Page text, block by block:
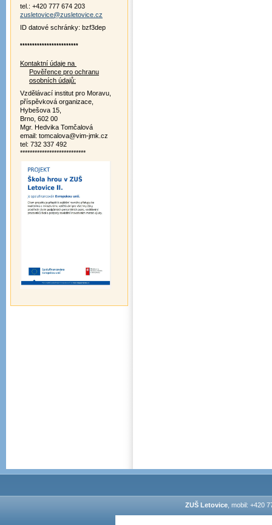
tel.: +420 777 674 203
zusletovice@zusletovice.cz
ID datové schránky: bzf3dep
************************
Kontaktní údaje na
Pověřence pro ochranu
osobních údajů:
Vzdělávací institut pro Moravu,
příspěvková organizace,
Hybešova 15,
Brno, 602 00
Mgr. Hedvika Tomčalová
email: tomcalova@vim-jmk.cz
tel: 732 337 492
***************************
ZUŠ Letovice, mobil: +420